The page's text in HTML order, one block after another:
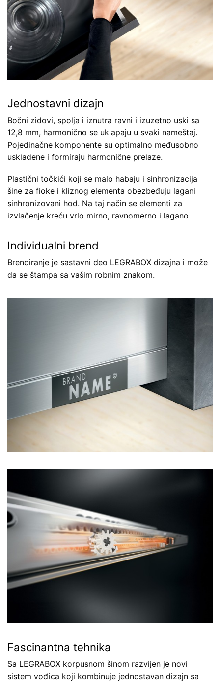
Jednostavni dizajn
Bočni zidovi, spolja i iznutra ravni i izuzetno uski sa
12,8 mm, harmonično se uklapaju u svaki nameštaj.
Pojedinačne komponente su optimalno međusobno
usklađene i formiraju harmonične prelaze.
Plastični točkići koji se malo habaju i sinhronizacija
šine za fioke i kliznog elementa obezbeđuju lagani
sinhronizovani hod. Na taj način se elementi za
izvlačenje kreću vrlo mirno, ravnomerno i lagano.
Individualni brend
Brendiranje je sastavni deo LEGRABOX dizajna i može
da se štampa sa vašim robnim znakom.
Fascinantna tehnika
Sa LEGRABOX korpusnom šinom razvijen je novi
sistem vođica koji kombinuje jednostavan dizajn sa